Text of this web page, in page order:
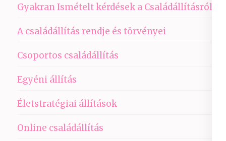
Gyakran Ismételt kérdések a Családállításról
A családállítás rendje és törvényei
Csoportos családállítás
Egyéni állítás
Életstratégiai állítások
Online családállítás